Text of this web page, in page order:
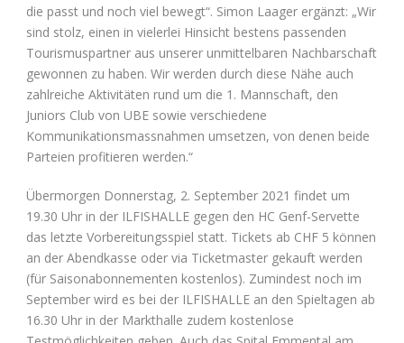
die passt und noch viel bewegt“. Simon Laager ergänzt: „Wir
sind stolz, einen in vielerlei Hinsicht bestens passenden
Tourismuspartner aus unserer unmittelbaren Nachbarschaft
gewonnen zu haben. Wir werden durch diese Nähe auch
zahlreiche Aktivitäten rund um die 1. Mannschaft, den
Juniors Club von UBE sowie verschiedene
Kommunikationsmassnahmen umsetzen, von denen beide
Parteien profitieren werden.“
Übermorgen Donnerstag, 2. September 2021 findet um
19.30 Uhr in der ILFISHALLE gegen den HC Genf-Servette
das letzte Vorbereitungsspiel statt. Tickets ab CHF 5 können
an der Abendkasse oder via Ticketmaster gekauft werden
(für Saisonabonnementen kostenlos). Zumindest noch im
September wird es bei der ILFISHALLE an den Spieltagen ab
16.30 Uhr in der Markthalle zudem kostenlose